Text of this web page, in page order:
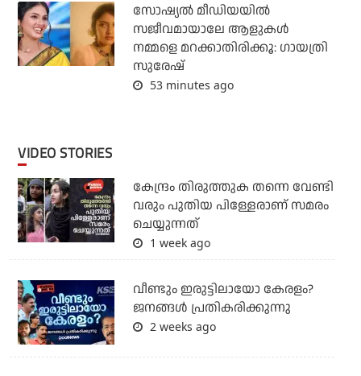
സോഷ്യൽ മീഡിയയിൽ
സജീവമായാലേ ആളുകൾ
നമ്മളെ മറക്കാതിരിക്കൂ: ഗായത്രി
സുരേഷ്
53 minutes ago
VIDEO STORIES
കേന്ദ്രം തിരുത്തുക തന്നെ വേണ്ടി
വരും പുതിയ പിള്ളേരാണ് സമരം
ചെയ്യുന്നത്
1 week ago
വീണ്ടും ഇരുട്ടിലായോ കേരളം?
ജനങ്ങൾ പ്രതികരിക്കുന്നു
2 weeks ago